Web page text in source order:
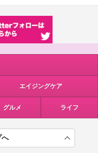
エイジングケア
グルメ ライフ
へ